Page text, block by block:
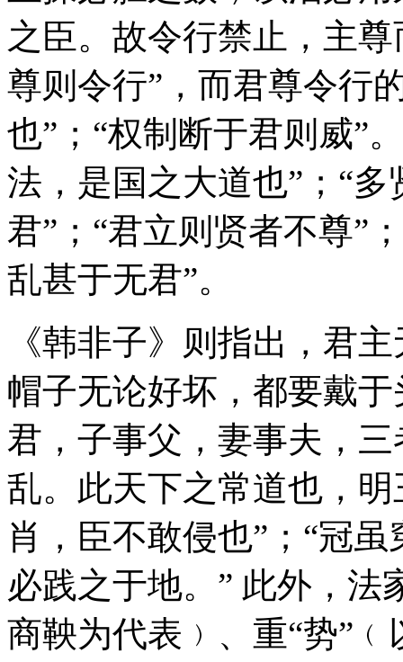
之臣。故令行禁止，主
尊则令行”，而君尊令行
也”；“权制断于君则威”
法，是国之大道也”；“
君”；“君立则贤者不尊”
乱甚于无君”。
《韩非子》则指出，君
帽子无论好坏，都要戴
君，子事父，妻事夫，
乱。此天下之常道也，
肖，臣不敢侵也”；“冠
必践之于地。” 此外，法
商鞅为代表﹚、重“势